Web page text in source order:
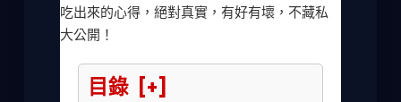
吃出來的心得，絕對真實，有好有壞，不藏私
大公開！
目錄 [+]